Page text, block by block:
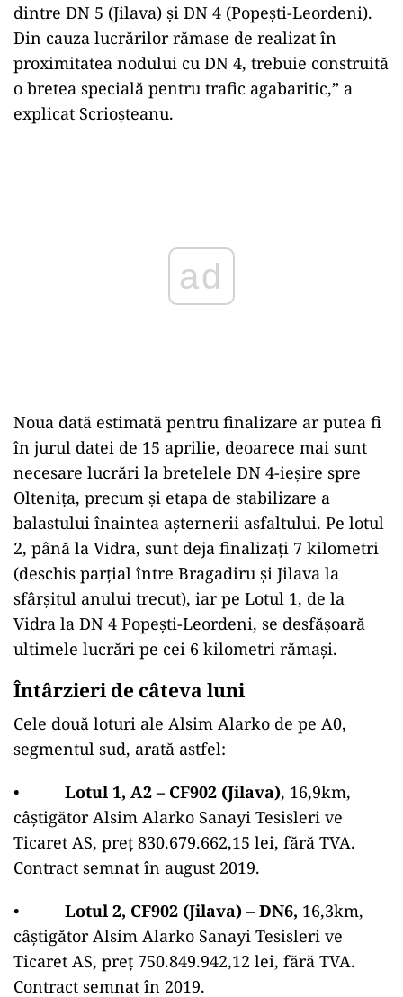
dintre DN 5 (Jilava) și DN 4 (Popești-Leordeni).
Din cauza lucrărilor rămase de realizat în
proximitatea nodului cu DN 4, trebuie construită
o bretea specială pentru trafic agabaritic,” a
explicat Scrioșteanu.
Noua dată estimată pentru finalizare ar putea fi
în jurul datei de 15 aprilie, deoarece mai sunt
necesare lucrări la bretelele DN 4-ieșire spre
Oltenița, precum și etapa de stabilizare a
balastului înaintea așternerii asfaltului. Pe lotul
2, până la Vidra, sunt deja finalizați 7 kilometri
(deschis parțial între Bragadiru și Jilava la
sfârșitul anului trecut), iar pe Lotul 1, de la
Vidra la DN 4 Popești-Leordeni, se desfășoară
ultimele lucrări pe cei 6 kilometri rămași.
Întârzieri de câteva luni
Cele două loturi ale Alsim Alarko de pe A0,
segmentul sud, arată astfel:
• Lotul 1, A2 – CF902 (Jilava), 16,9km,
câștigător Alsim Alarko Sanayi Tesisleri ve
Ticaret AS, preț 830.679.662,15 lei, fără TVA.
Contract semnat în august 2019.
• Lotul 2, CF902 (Jilava) – DN6, 16,3km,
câștigător Alsim Alarko Sanayi Tesisleri ve
Ticaret AS, preț 750.849.942,12 lei, fără TVA.
Contract semnat în 2019.